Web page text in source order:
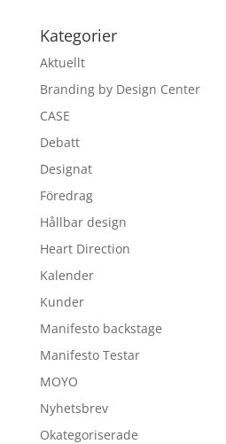
Kategorier
Aktuellt
Branding by Design Center
CASE
Debatt
Designat
Föredrag
Hållbar design
Heart Direction
Kalender
Kunder
Manifesto backstage
Manifesto Testar
MOYO
Nyhetsbrev
Okategoriserade